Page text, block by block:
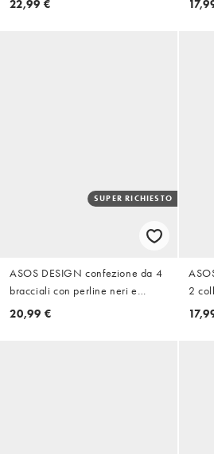
22,99 €
SUPER RICHIESTO
ASOS DESIGN confezione da 4
bracciali con perline neri e
occhio di tigre sintetico in
20,99 €
2
stile